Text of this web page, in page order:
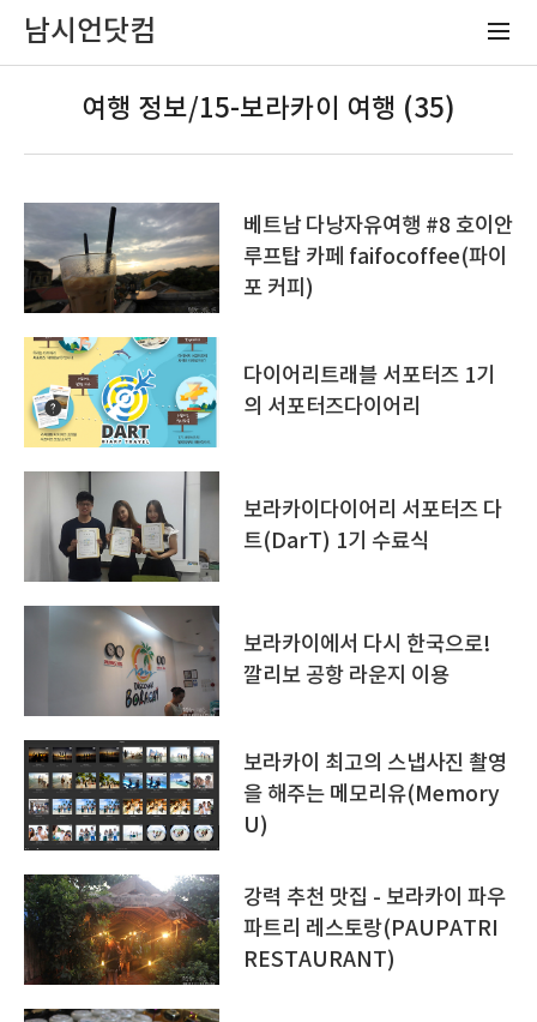
남시언닷컴
여행 정보/15-보라카이 여행 (35)
베트남 다낭자유여행 #8 호이안
루프탑 카페 faifocoffee(파이
포 커피)
다이어리트래블 서포터즈 1기
의 서포터즈다이어리
보라카이다이어리 서포터즈 다
트(DarT) 1기 수료식
보라카이에서 다시 한국으로!
깔리보 공항 라운지 이용
보라카이 최고의 스냅사진 촬영
을 해주는 메모리유(Memory
U)
강력 추천 맛집 - 보라카이 파우
파트리 레스토랑(PAUPATRI
RESTAURANT)